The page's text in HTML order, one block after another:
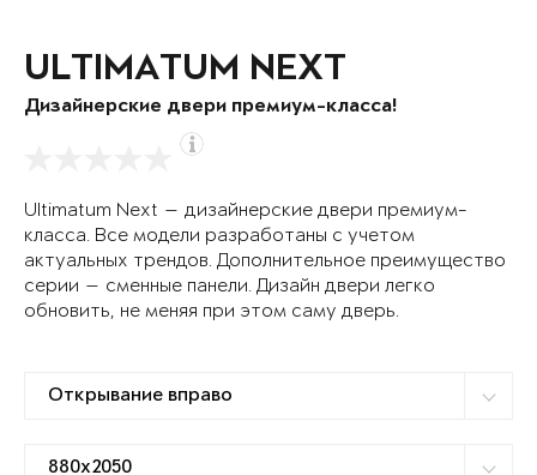
ULTIMATUM NEXT
Дизайнерские двери премиум-класса!
Ultimatum Next — дизайнерские двери премиум-
класса. Все модели разработаны с учетом
актуальных трендов. Дополнительное преимущество
серии — сменные панели. Дизайн двери легко
обновить, не меняя при этом саму дверь.